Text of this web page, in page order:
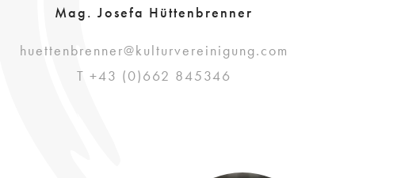
Mag. Josefa Hüttenbrenner
huettenbrenner@kulturvereinigung.com
T +43 (0)662 845346